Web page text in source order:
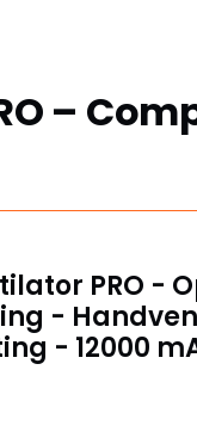
–
PRO
-
- 12000